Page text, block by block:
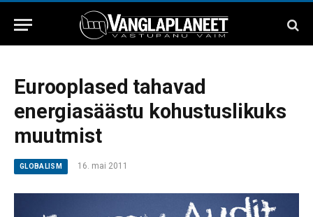
Eurooplased tahavad
energiasäästu kohustuslikuks
muutmist
GLOBALISM 16. mai 2011